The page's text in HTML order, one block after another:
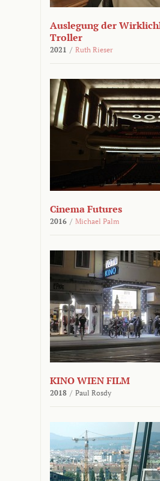
Auslegung der
Troller
2021 / Ruth Rieser
Cinema Futures
2016 / Michael Palm
KINO WIEN FILM
2018 / Paul Rosdy